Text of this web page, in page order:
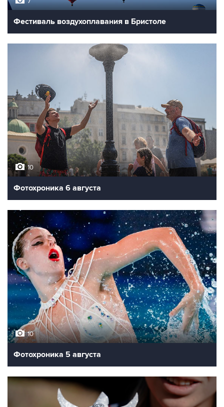
Фестиваль воздухоплавания в Бристоле
10
Фотохроника 6 августа
10
Фотохроника 5 августа